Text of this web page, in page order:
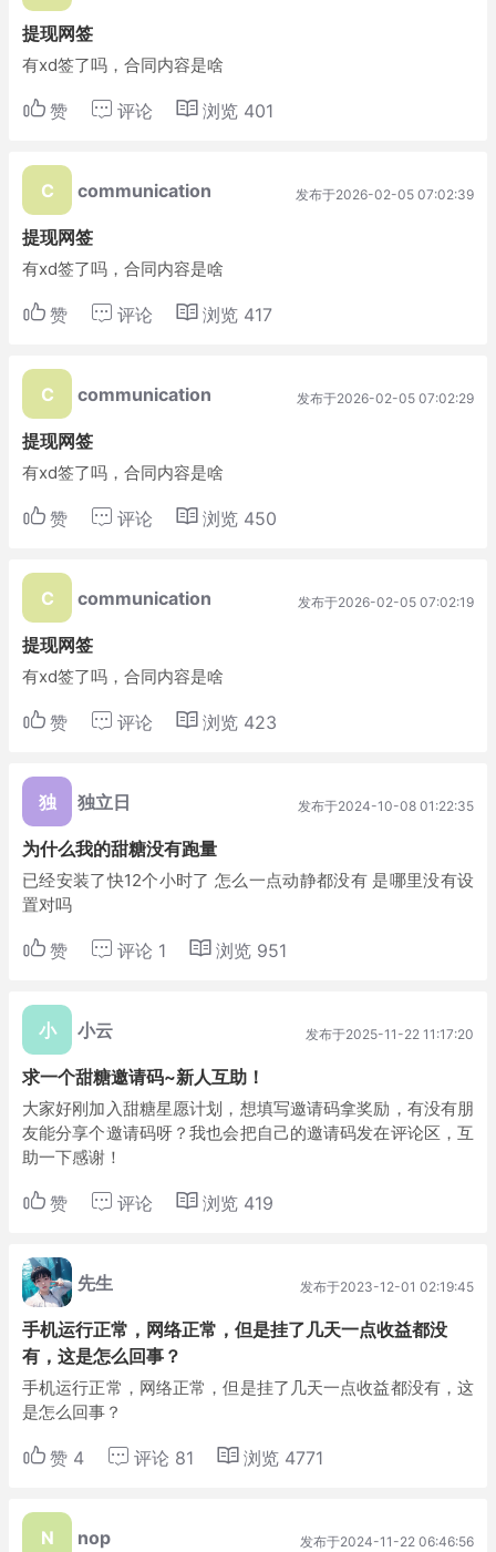
提现网签
有xd签了吗，合同内容是啥
赞 评论 浏览 401
C communication 发布于2026-02-05 07:02:39
提现网签
有xd签了吗，合同内容是啥
赞 评论 浏览 417
C communication 发布于2026-02-05 07:02:29
提现网签
有xd签了吗，合同内容是啥
赞 评论 浏览 450
C communication 发布于2026-02-05 07:02:19
提现网签
有xd签了吗，合同内容是啥
赞 评论 浏览 423
独 独立日 发布于2024-10-08 01:22:35
为什么我的甜糖没有跑量
已经安装了快12个小时了 怎么一点动静都没有 是哪里没有设
置对吗
赞 评论 1 浏览 951
小 小云 发布于2025-11-22 11:17:20
求一个甜糖邀请码~新人互助！
大家好刚加入甜糖星愿计划，想填写邀请码拿奖励，有没有朋
友能分享个邀请码呀？我也会把自己的邀请码发在评论区，互
助一下感谢！
赞 评论 浏览 419
先生 发布于2023-12-01 02:19:45
手机运行正常，网络正常，但是挂了几天一点收益都没
有，这是怎么回事？
手机运行正常，网络正常，但是挂了几天一点收益都没有，这
是怎么回事？
赞 4 评论 81 浏览 4771
N nop 发布于2024-11-22 06:46:56